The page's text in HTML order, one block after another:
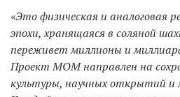
«Это физическая и аналоговая
эпохи, хранящаяся в соляной
переживет миллионы и
Проект MOM направлен на
культуры, научных открытий и